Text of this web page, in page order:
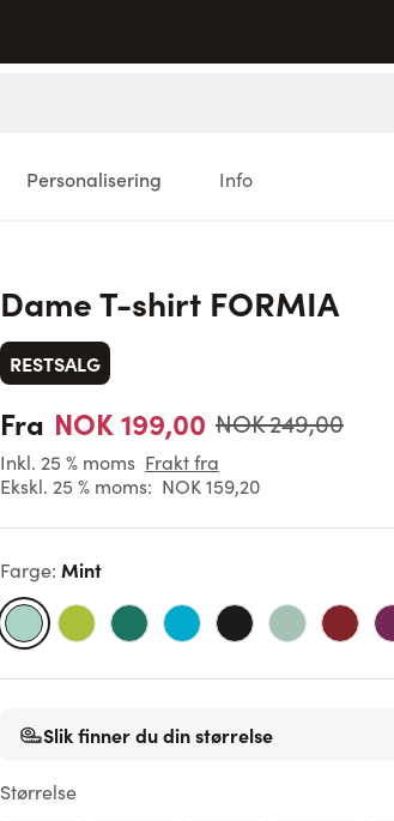
Personalisering Info
Dame T-shirt FORMIA
RESTSALG
Fra NOK 199,00 NOK 249,00
Inkl. 25 % moms Frakt fra
Ekskl. 25 % moms: NOK 159,20
Farge: Mint
Slik finner du din størrelse
Størrelse